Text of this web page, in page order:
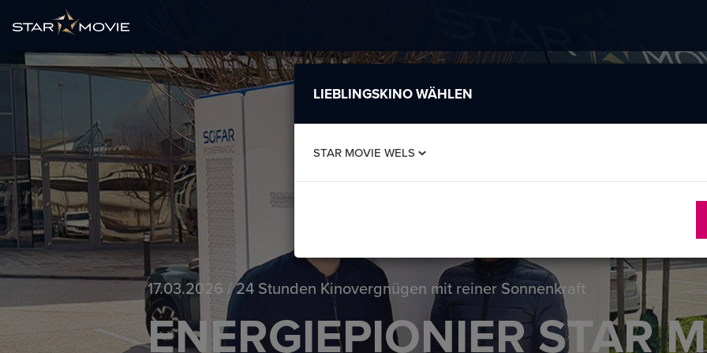
17.03.2026 / 24 Stunden Kinovergnügen mit reiner Sonnenkraft
ENERGIEPIONIER STAR
LIEBLINGSKINO WÄHLEN
STAR MOVIE WELS